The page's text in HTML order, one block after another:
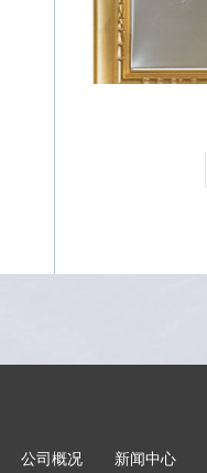
公司概况
新闻中心